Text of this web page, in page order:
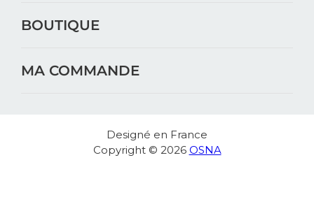
BOUTIQUE
MA COMMANDE
Designé en France
Copyright © 2026 OSNA